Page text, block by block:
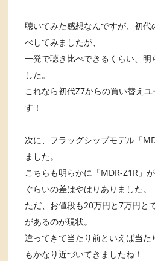
聴いてみた感想なんですが、初
べしてみましたが、
一発で聴き比べできるくらい、明
した。
これなら初代Z7からの買い替え
す！
次に、フラッグシップモデル「
ました。
こちらも明らかに「MDR-Z1R」
ぐらいの差はやはりありました。
ただ、お値段も20万円と7万円と
があるのが現状。
違ってきて当たり前といえば当
もかなり近づいてきましたね！